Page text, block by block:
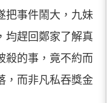
把事件鬧大，九妹
均趕回鄭家了解真
殺的事，竟不約而
，而非凡私吞獎金